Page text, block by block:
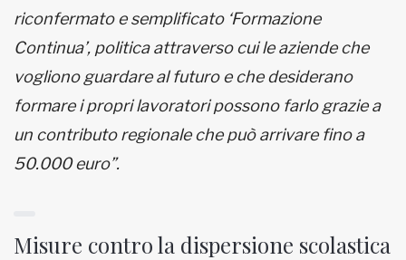
riconfermato e semplificato ‘Formazione
Continua’, politica attraverso cui le aziende che
vogliono guardare al futuro e che desiderano
formare i propri lavoratori possono farlo grazie a
un contributo regionale che può arrivare fino a
50.000 euro”.
Misure contro la dispersione scolastica